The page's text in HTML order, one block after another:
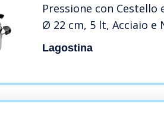
Pressione con Cestello
Ø 22 cm, 5 lt, Acciaio e
Lagostina